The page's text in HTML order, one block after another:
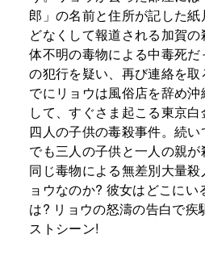
郎」の名前と住所が記した
どなくして報道される加賀
体不明の毒物による中毒死
の犯行を疑い、再び連絡を
でにリョウは風俗店を辞め
して、すぐさま起こる東京
四人の子供の毒殺事件。続
でも三人の子供と一人の親
同じ毒物による無差別大量殺
ョウなのか? 彼女はどこに
は? リョウの怒濤の告白で疾
ストシーン!